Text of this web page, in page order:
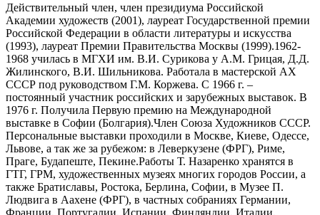
Действительный член, член президиума Российской
Академии художеств (2001), лауреат Государственной премии
Российской Федерации в области литературы и искусства
(1993), лауреат Премии Правительства Москвы (1999).1962-
1968 училась в МГХИ им. В.И. Сурикова у А.М. Грицая, Д.Д.
Жилинского, В.И. Шильникова. Работала в мастерской АХ
СССР под руководством Г.М. Коржева. С 1966 г. –
постоянный участник российских и зарубежных выставок. В
1976 г. Получила Первую премию на Международной
выставке в Софии (Болгария).Член Союза Художников СССР.
Персональные выставки проходили в Москве, Киеве, Одессе,
Львове, а так же за рубежом: в Леверкузене (ФРГ), Риме,
Праге, Будапеште, Пекине.Работы Т. Назаренко хранятся в
ГТГ, ГРМ, художественных музеях многих городов России, а
также Братиславы, Ростока, Берлина, Софии, в Музее П.
Людвига в Аахене (ФРГ), в частных собраниях Германии,
Франции, Португалии, Испании, Финляндии, Италии,